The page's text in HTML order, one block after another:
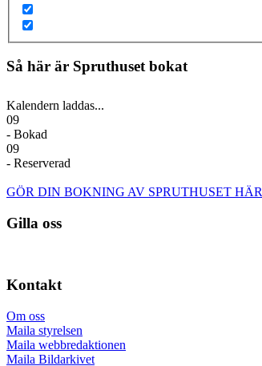
Så här är Spruthuset bokat
Kalendern laddas...
09
- Bokad
09
- Reserverad
GÖR DIN BOKNING AV SPRUTHUSET HÄR
Gilla oss
Kontakt
Om oss
Maila styrelsen
Maila webbredaktionen
Maila Bildarkivet